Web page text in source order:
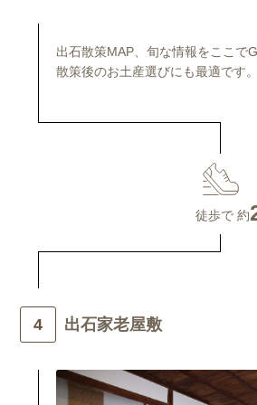
出石散策MAP、旬な情報をここで
散策後のお土産選びにも最適です。
徒歩で 約
出石家老屋敷